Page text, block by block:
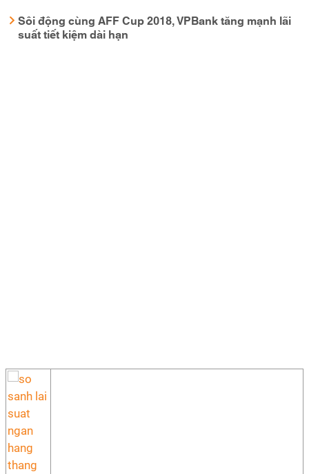
Sôi động cùng AFF Cup 2018, VPBank tăng mạnh lãi
suất tiết kiệm dài hạn